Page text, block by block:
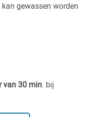
gewassen worden
van 30 min. bij